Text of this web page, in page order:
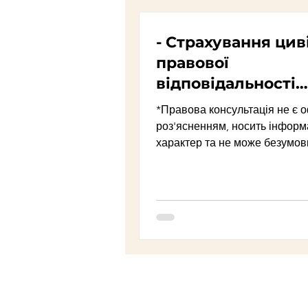
Господарський процес
Військовий обов'язок
- Страхування
правової
відповідальності
власників
транспортних
(автоцивілка)
*Правова консультація не є
роз'ясненням, носить
характер та не може